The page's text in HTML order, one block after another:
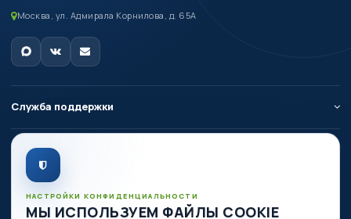
Москва, ул. Адмирала Корнилова, д. 65А
Служба поддержки
О компании
Личный кабинет
НАСТРОЙКИ КОНФИДЕНЦИАЛЬНОСТИ
МЫ ИСПОЛЬЗУЕМ ФАЙЛЫ COOKIE